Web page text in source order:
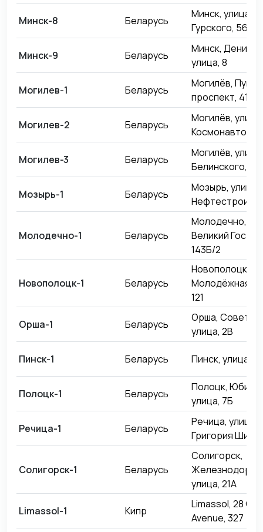
Минск-8 Беларусь
Минск, улица
Гурского, 56
Минск-9 Беларусь
Минск,
улица, 8
Могилев-1 Беларусь
Могилёв,
проспект, 41А
Могилев-2 Беларусь
Могилёв, улица
Космонавтов, 8
Могилев-3 Беларусь
Могилёв, улица
Белинского, 28
Мозырь-1 Беларусь
Мозырь, улица
Молодечно-1 Беларусь
Молодечно,
Великий
143Б/2
Новополоцк-1 Беларусь
Новополоцк,
Молодёжная
121
Орша-1 Беларусь
Орша,
улица, 2В
Пинск-1 Беларусь Пинск, улица
Полоцк-1 Беларусь
Полоцк,
улица, 7Б
Речица-1 Беларусь
Речица, улица
Григория
Солигорск-1 Беларусь
Солигорск,
улица, 21А
Limassol-1 Кипр
Limassol, 28
Avenue, 327